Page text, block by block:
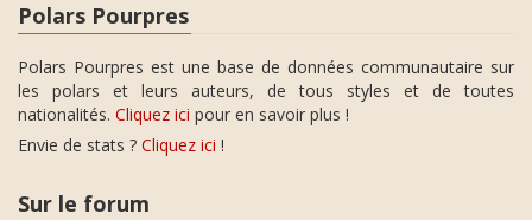
Polars Pourpres
Polars Pourpres est une base de données communautaire sur
les polars et leurs auteurs, de tous styles et de toutes
nationalités. Cliquez ici pour en savoir plus !
Envie de stats ? Cliquez ici !
Sur le forum